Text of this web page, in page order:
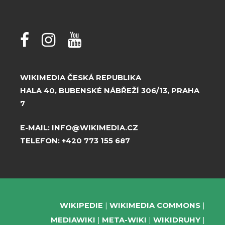
WIKIMEDIA ČESKÁ REPUBLIKA
HALA 40, BUBENSKÉ NÁBŘEŽÍ 306/13, PRAHA
7
E-MAIL: INFO@WIKIMEDIA.CZ
TELEFON: +420 773 155 687
WIKIPEDIE
WIKIMEDIA COMMONS
MEDIAWIKI
META-WIKI WIKIDRUHY